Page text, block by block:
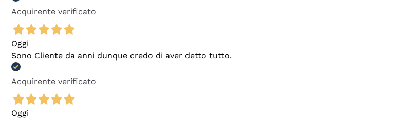
Acquirente verificato
Oggi
Sono Cliente da anni dunque credo di aver detto tutto.
Acquirente verificato
Oggi